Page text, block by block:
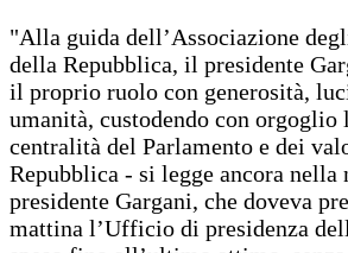
"Alla guida dell’Associazione
della Repubblica, il presidente
il proprio ruolo con generosità,
umanità, custodendo con orgoglio
centralità del Parlamento e dei
Repubblica - si legge ancora nella
presidente Gargani, che doveva
mattina l’Ufficio di presidenza